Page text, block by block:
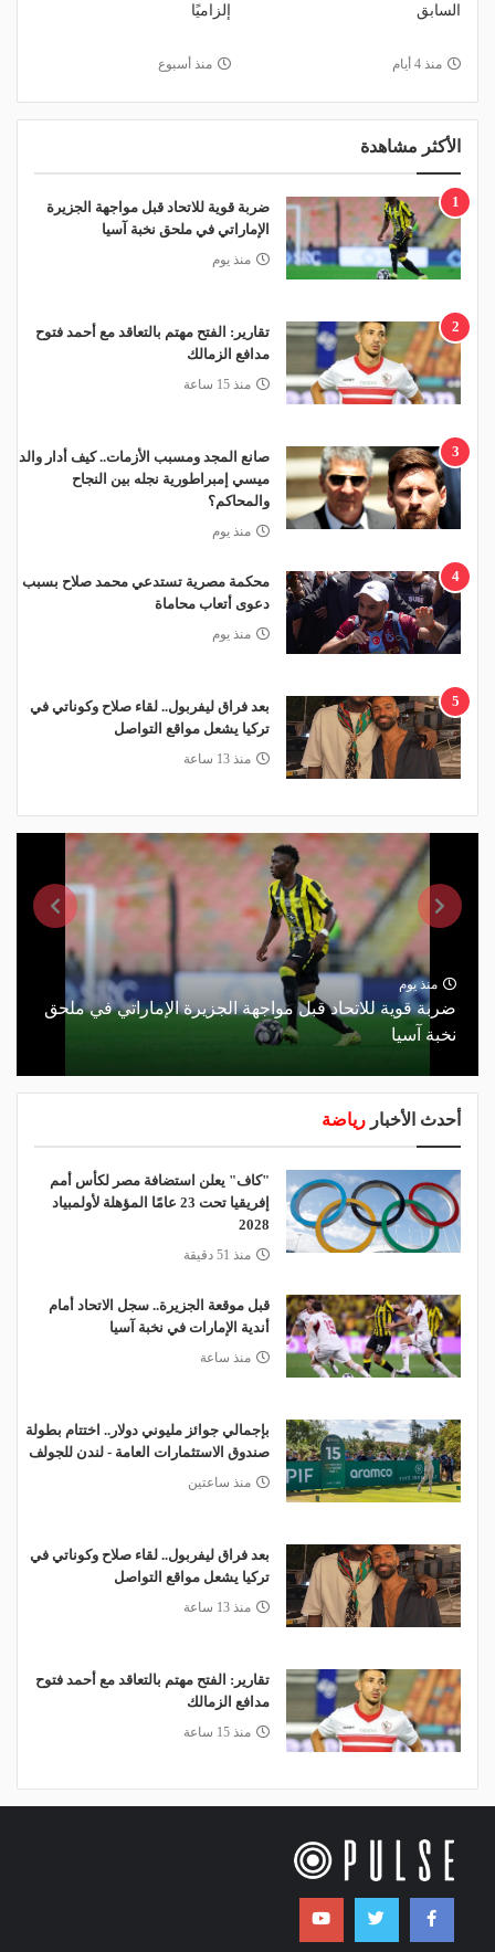
السابق
منذ 4 أيام
إلزاميًا
منذ أسبوع
الأكثر مشاهدة
1
ضربة قوية للاتحاد قبل مواجهة الجزيرة
الإماراتي في ملحق نخبة آسيا
منذ يوم
2
تقارير: الفتح مهتم بالتعاقد مع أحمد فتوح
مدافع الزمالك
منذ 15 ساعة
3
صانع المجد ومسبب الأزمات.. كيف أدار والد
ميسي إمبراطورية نجله بين النجاح
والمحاكم؟
منذ يوم
4
محكمة مصرية تستدعي محمد صلاح بسبب
دعوى أتعاب محاماة
منذ يوم
5
بعد فراق ليفربول.. لقاء صلاح وكوناتي في
تركيا يشعل مواقع التواصل
منذ 13 ساعة
منذ يوم
ضربة قوية للاتحاد قبل مواجهة الجزيرة الإماراتي في ملحق
نخبة آسيا
أحدث الأخبار رياضة
"كاف" يعلن استضافة مصر لكأس أمم
إفريقيا تحت 23 عامًا المؤهلة لأولمبياد
2028
منذ 51 دقيقة
قبل موقعة الجزيرة.. سجل الاتحاد أمام
أندية الإمارات في نخبة آسيا
منذ ساعة
بإجمالي جوائز مليوني دولار.. اختتام بطولة
صندوق الاستثمارات العامة - لندن للجولف
منذ ساعتين
بعد فراق ليفربول.. لقاء صلاح وكوناتي في
تركيا يشعل مواقع التواصل
منذ 13 ساعة
تقارير: الفتح مهتم بالتعاقد مع أحمد فتوح
مدافع الزمالك
منذ 15 ساعة